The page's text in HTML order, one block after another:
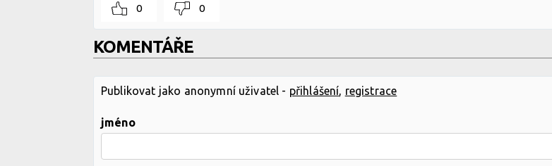
0 0
KOMENTÁŘE
Publikovat jako anonymní uživatel - přihlášení, registrace
jméno